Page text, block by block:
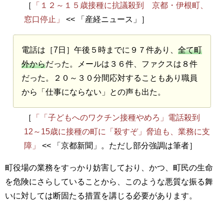
［
「１２～１５歳接種に抗議殺到 京都・伊根町、
窓口停止」
<< 「産経ニュース」］
電話は［7日］午後５時までに９７件あり、 全て町
外からだった。メールは３６件、ファクスは８件
だった。２０～３０分間応対することもあり職員
から「仕事にならない」との声も出た。
［
「「子どもへのワクチン接種やめろ」電話殺到
12～15歳に接種の町に「殺すぞ」脅迫も、業務に支
障」
<< 「京都新聞」。ただし部分強調は筆者］
町役場の業務をすっかり妨害しており、かつ、町民の生命
を危険にさらしていることから、このような悪質な振る舞
いに対しては断固たる措置を講じる必要があります。